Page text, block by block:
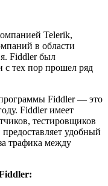
Telerik,
в области
Fiddler был
с тех пор прошел ряд
Fiddler — это
Fiddler имеет
тестировщиков
удобный
трафика между